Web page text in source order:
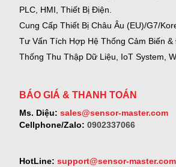
PLC, HMI, Thiết Bị Điện.
Cung Cấp Thiết Bị Châu Âu (EU)/G7/
Tư Vấn Tích Hợp Hệ Thống Cảm Biến
Thống Thu Thập Dữ Liệu, IoT System,
BÁO GIÁ & THANH TOÁN
Ms. Diệu: sales@sensor-master.com
Cellphone/Zalo: 0902337066
HotLine: support@sensor-master.com